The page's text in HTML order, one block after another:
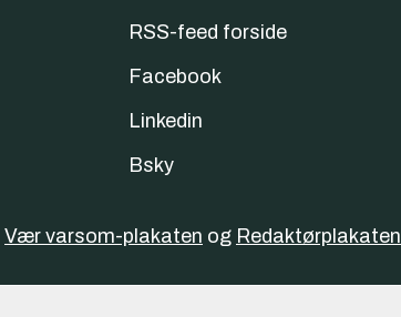
RSS-feed forside
Facebook
Linkedin
Bsky
Vær varsom-plakaten og Redaktørplakaten